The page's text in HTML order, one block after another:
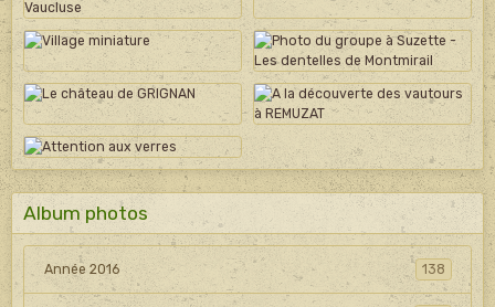
Album photos
Année 2016 138